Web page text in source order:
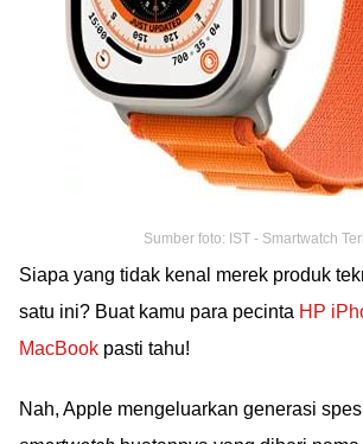
Sumber foto: IST - Smartwatch
Siapa yang tidak kenal merek produk
satu ini? Buat kamu para pecinta HP
MacBook pasti tahu!
Nah, Apple mengeluarkan generasi